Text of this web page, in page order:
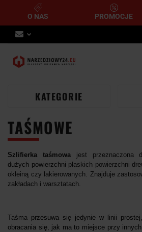
O NAS PROMOCJE
KATEGORIE
TAŚMOWE
Szlifierka taśmowajest przeznaczona
dużych powierzchni płaskich powierzchni
okleiną czy lakierowanych. Znajduje
zakładach i warsztatach.
Taśma przesuwa się jedynie w linii prostej
obracania się, jak ma to miejsce przy